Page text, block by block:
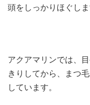
頭をしっかりほぐしま
アクアマリンでは、
きりしてから、まつ
しています。